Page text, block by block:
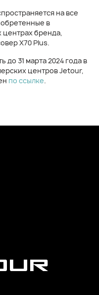
на все
в
бренда,
X70 Plus.
до 31 марта 2024 года в
центров Jetour,
по ссылке.